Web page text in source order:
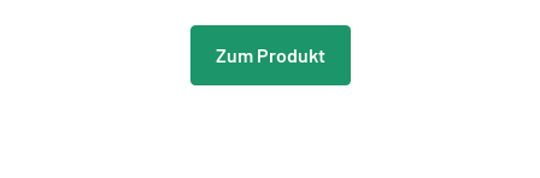
Zum Produkt